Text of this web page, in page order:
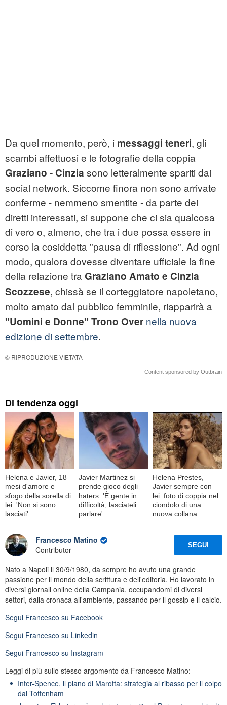
Da quel momento, però, i messaggi teneri, gli
scambi affettuosi e le fotografie della coppia
Graziano - Cinzia sono letteralmente spariti dai
social network. Siccome finora non sono arrivate
conferme - nemmeno smentite - da parte dei
diretti interessati, si suppone che ci sia qualcosa
di vero o, almeno, che tra i due possa essere in
corso la cosiddetta "pausa di riflessione". Ad ogni
modo, qualora dovesse diventare ufficiale la fine
della relazione tra Graziano Amato e Cinzia
Scozzese, chissà se il corteggiatore napoletano,
molto amato dal pubblico femminile, riapparirà a
"Uomini e Donne" Trono Over nella nuova
edizione di settembre.
© RIPRODUZIONE VIETATA
Content sponsored by Outbrain
Di tendenza oggi
Helena e Javier, 18
mesi d'amore e
sfogo della sorella di
lei: 'Non si sono
lasciati'
Javier Martinez si
prende gioco degli
haters: 'È gente in
difficoltà, lasciateli
parlare'
Helena Prestes,
Javier sempre con
lei: foto di coppia nel
ciondolo di una
nuova collana
Francesco Matino
Contributor
SEGUI
Nato a Napoli il 30/9/1980, da sempre ho avuto una grande
passione per il mondo della scrittura e dell'editoria. Ho lavorato in
diversi giornali online della Campania, occupandomi di diversi
settori, dalla cronaca all'ambiente, passando per il gossip e il calcio.
Segui Francesco su Facebook
Segui Francesco su Linkedin
Segui Francesco su Instagram
Leggi di più sullo stesso argomento da Francesco Matino:
Inter-Spence, il piano di Marotta: strategia al ribasso per il colpo
dal Tottenham